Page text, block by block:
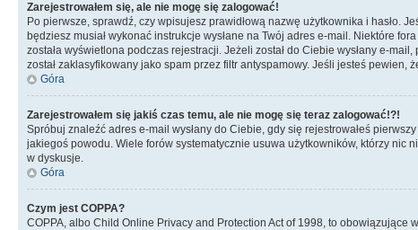
Zarejestrowałem się, ale nie mogę się zalogować!
Po pierwsze, sprawdź, czy wpisujesz prawidłową nazwę użytkownika i hasło.
będziesz musiał wykonać instrukcje wysłane na Twój adres e-mail. Niektóre
została wyświetlona podczas rejestracji. Jeżeli został do Ciebie wysłany e-
został zaklasyfikowany jako spam przez filtr antyspamowy. Jeśli jesteś
Góra
Zarejestrowałem się jakiś czas temu, ale nie mogę się teraz zalogować!?!
Spróbuj znaleźć adres e-mail wysłany do Ciebie, gdy się rejestrowałeś
jakiegoś powodu. Wiele forów systematycznie usuwa użytkowników, którzy nic
w dyskusje.
Góra
Czym jest COPPA?
COPPA, albo Child Online Privacy and Protection Act of 1998, to